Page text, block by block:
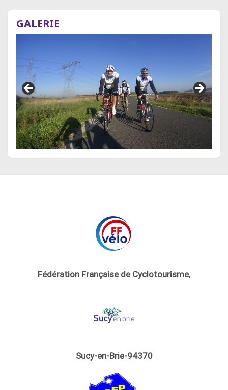
GALERIE
Fédération Française de Cyclotourisme,
Sucy-en-Brie-94370